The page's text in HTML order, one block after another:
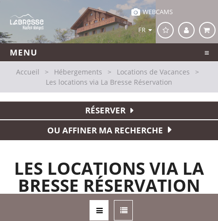
WEBCAMS
FR
MENU
Accueil > Hébergements > Locations de Vacances
>
Les locations via La Bresse Réservation
RÉSERVER
OU AFFINER MA RECHERCHE
LES LOCATIONS VIA LA
BRESSE RÉSERVATION